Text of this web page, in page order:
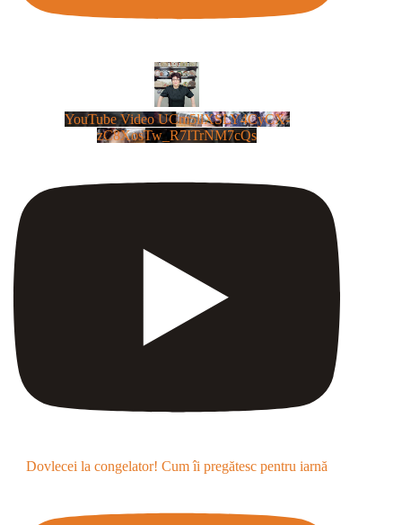
YouTube Video UCm5llXSLY4CyCX-
zC8XosTw_R7ITrNM7cQs
Dovlecei la congelator! Cum îi pregătesc pentru iarnă